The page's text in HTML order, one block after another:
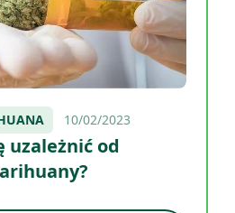
10/02/2023
uzależnić od